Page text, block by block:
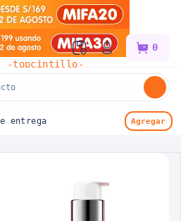
0
entrega Agregar